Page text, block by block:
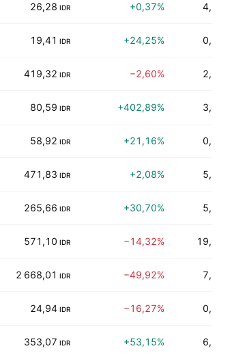
26,28 IDR +0,37% 4,18%
19,41 IDR +24,25% 0,12%
419,32 IDR −2,60% 2,20%
80,59 IDR +402,89% 3,43%
58,92 IDR +21,16% 0,00%
471,83 IDR +2,08% 5,61%
265,66 IDR +30,70% 5,36%
571,10 IDR −14,32% 19,35%
2 668,01 IDR −49,92% 7,00%
24,94 IDR −16,27% 0,00%
353,07 IDR +53,15% 6,82%